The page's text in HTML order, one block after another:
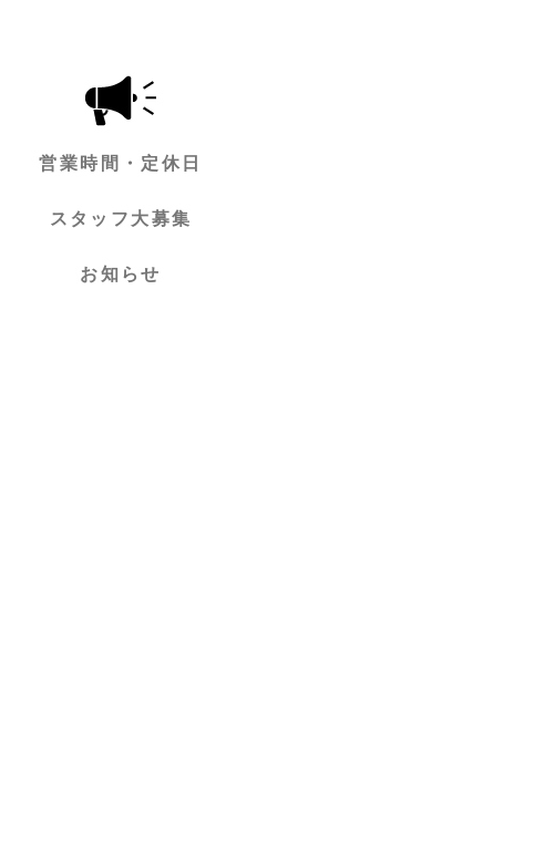
営業時間・定休日
スタッフ大募集
お知らせ